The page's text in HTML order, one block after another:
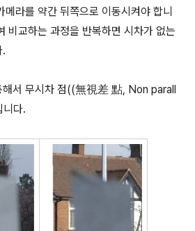
메라를 약간 뒤쪽으로 이동시켜야 합니
비교하는 과정을 반복하면 시차가 없는
.
해서 무시차 점((無視差 點, Non parall
다.